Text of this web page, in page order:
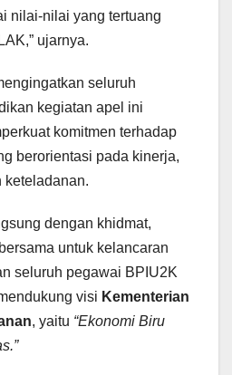
nilai-nilai yang tertuang
ujarnya.
seluruh
kegiatan apel ini
komitmen terhadap
berorientasi pada kinerja,
keteladanan.
dengan khidmat,
untuk kelancaran
seluruh pegawai BPIU2K
visi Kementerian
, yaitu “Ekonomi Biru